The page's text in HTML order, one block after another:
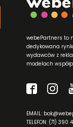
webePartners to
dedykowana
wydawców z
modelach
EMAIL:
TELEFON: (71) 390